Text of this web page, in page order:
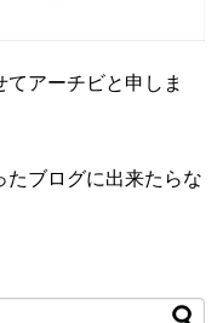
アーチビと申しま
ブログに出来たらな